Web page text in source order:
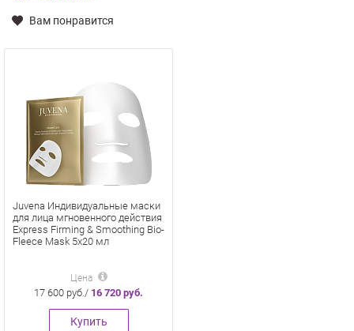
Вам понравится
Juvena Индивидуальные маски
для лица мгновенного действия
Express Firming & Smoothing Bio-
Fleece Mask 5х20 мл
Цена
17 600 руб./ 16 720 руб.
Купить